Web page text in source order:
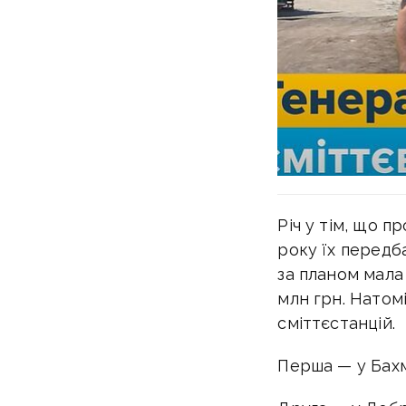
Річ у тім, що
року їх
за планом
млн грн.
сміттєстанцій.
Перша — у